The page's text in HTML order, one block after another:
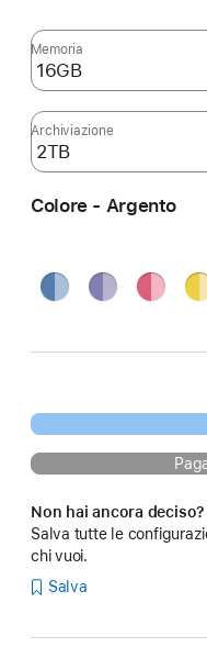
Memoria
Archiviazione
Colore - Argento
Blu Viola Rosa
Non hai ancora deciso?
Salva tutte le
chi vuoi.
Salva